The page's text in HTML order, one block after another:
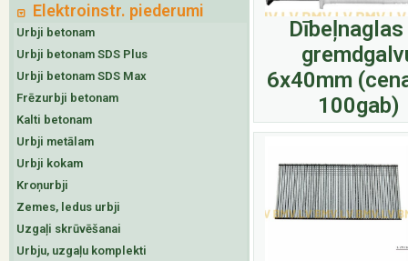
Elektroinstr. piederumi
Urbji betonam
Urbji betonam SDS Plus
Urbji betonam SDS Max
Frēzurbji betonam
Kalti betonam
Urbji metālam
Urbji kokam
Kroņurbji
Zemes, ledus urbji
Uzgaļi skrūvēšanai
Urbju, uzgaļu komplekti
6x40mm
100gab)